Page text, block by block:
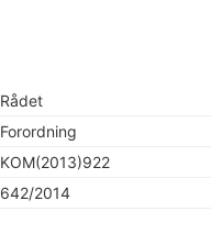
Rådet
Forordning
KOM(2013)922
642/2014